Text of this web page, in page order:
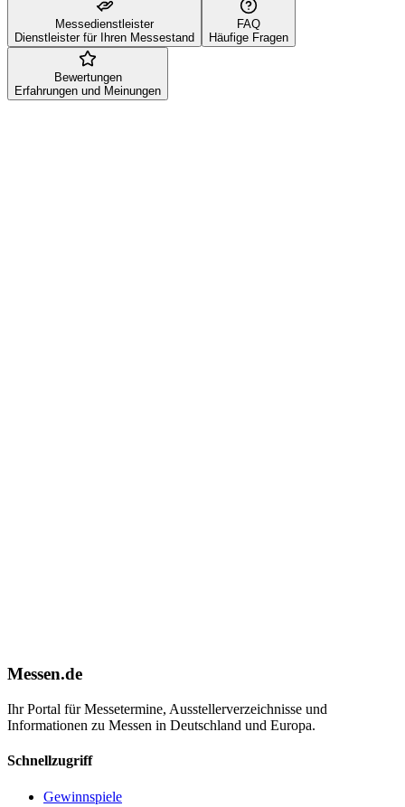
Messedienstleister
Dienstleister für Ihren Messestand
FAQ
Häufige Fragen
Bewertungen
Erfahrungen und Meinungen
Messen.de
Ihr Portal für Messetermine, Ausstellerverzeichnisse und
Informationen zu Messen in Deutschland und Europa.
Schnellzugriff
Gewinnspiele